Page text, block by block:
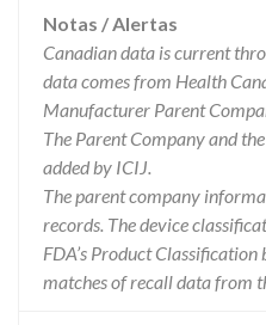
Notas / Alertas
Canadian data is current
data comes from Health
Manufacturer Parent
The Parent Company and
added by ICIJ.
The parent company
records. The device
FDA’s Product Classification
matches of recall data from